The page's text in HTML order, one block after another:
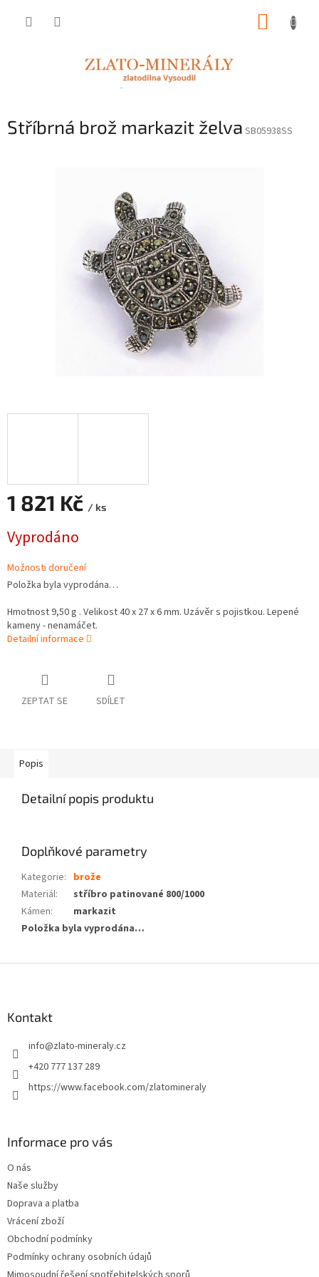
Stříbrná brož markazit želva SB05938SS
1 821 Kč / ks
cena:
Vyprodáno
Možnosti doručení
Položka byla vyprodána…
Hmotnost 9,50 g . Velikost 40 x 27 x 6 mm. Uzávěr s pojistkou. Lepené
kameny - nenamáčet.
Detailní informace
ZEPTAT SE SDÍLET
Popis
Detailní popis produktu
Doplňkové parametry
Kategorie: brože
Materiál:
stříbro patinované 800/1000
Kámen:
markazit
Položka byla vyprodána…
Kontakt
info@zlato-mineraly.cz
+420 777 137 289
https://www.facebook.com/zlatomineraly
Informace pro vás
O nás
Naše služby
Doprava a platba
Vrácení zboží
Obchodní podmínky
Podmínky ochrany osobních údajů